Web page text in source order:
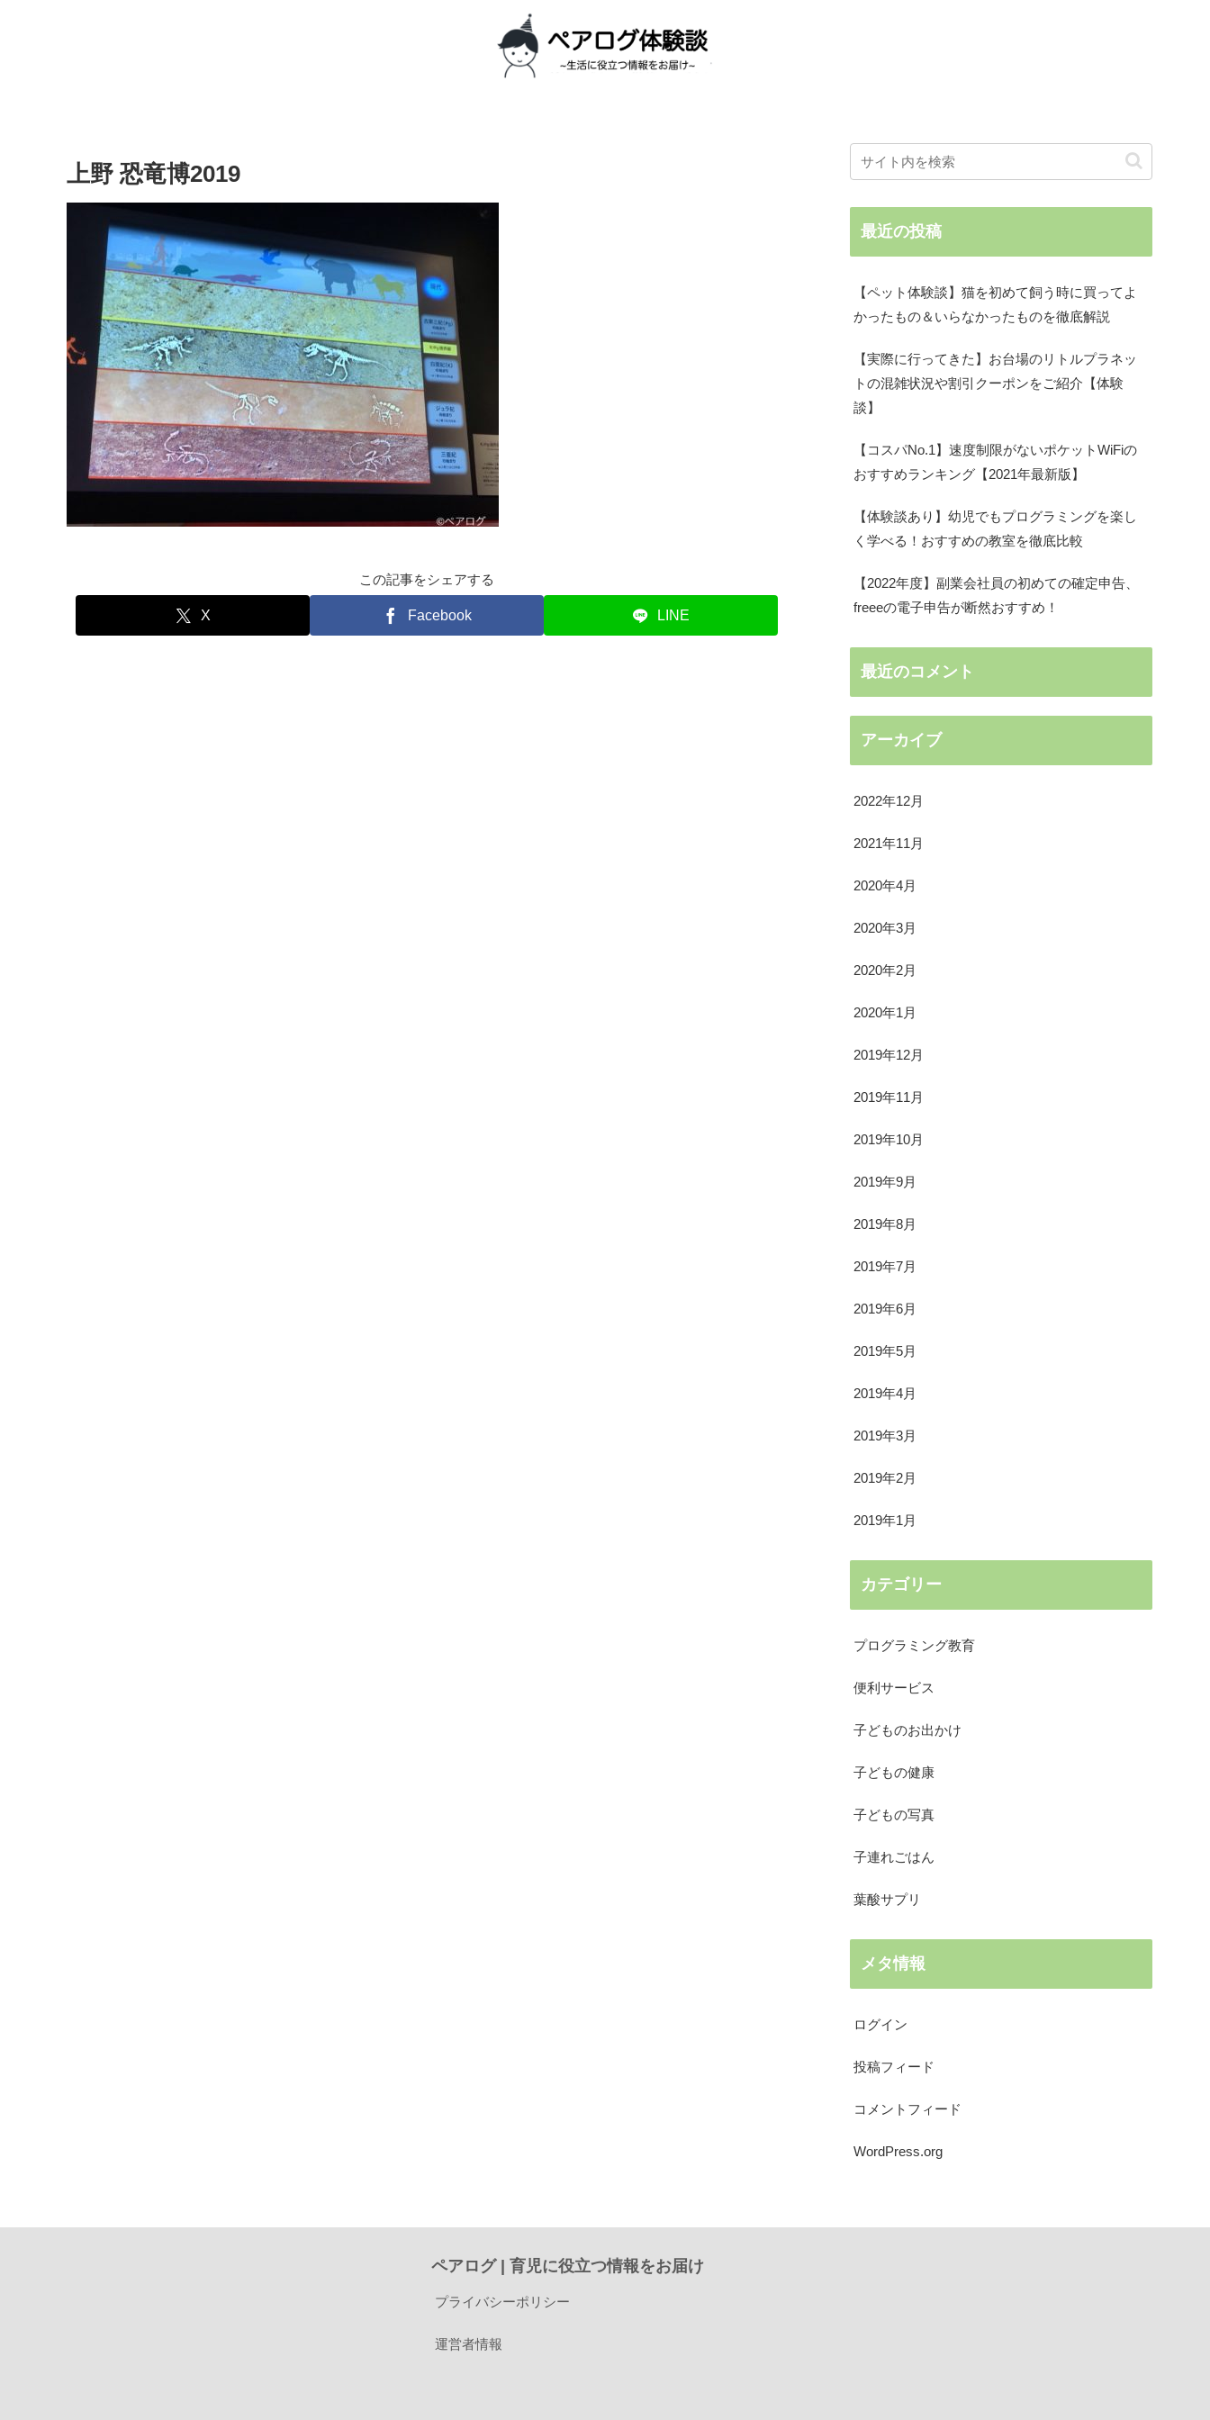
上野 恐竜博2019
この記事をシェアする
X Facebook LINE
最近の投稿
【ペット体験談】猫を初めて飼う時に買ってよ
かったもの＆いらなかったものを徹底解説
【実際に行ってきた】お台場のリトルプラネッ
トの混雑状況や割引クーポンをご紹介【体験
談】
【コスパNo.1】速度制限がないポケットWiFiの
おすすめランキング【2021年最新版】
【体験談あり】幼児でもプログラミングを楽し
く学べる！おすすめの教室を徹底比較
【2022年度】副業会社員の初めての確定申告、
freeeの電子申告が断然おすすめ！
最近のコメント
アーカイブ
2022年12月
2021年11月
2020年4月
2020年3月
2020年2月
2020年1月
2019年12月
2019年11月
2019年10月
2019年9月
2019年8月
2019年7月
2019年6月
2019年5月
2019年4月
2019年3月
2019年2月
2019年1月
カテゴリー
プログラミング教育
便利サービス
子どものお出かけ
子どもの健康
子どもの写真
子連れごはん
葉酸サプリ
メタ情報
ログイン
投稿フィード
コメントフィード
WordPress.org
ペアログ | 育児に役立つ情報をお届け
プライバシーポリシー
運営者情報